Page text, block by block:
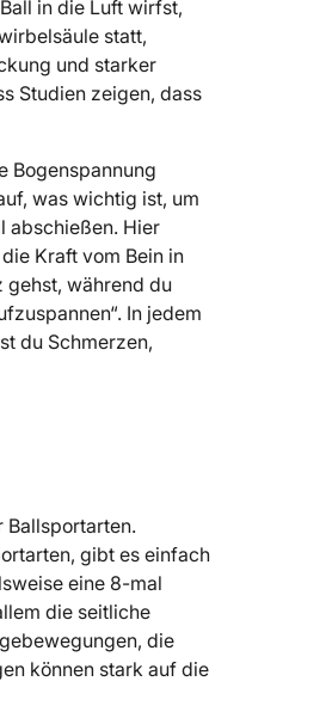
in die Luft wirfst,
statt,
und starker
Studien zeigen, dass
Bogenspannung
was wichtig ist, um
abschießen. Hier
Kraft vom Bein in
gehst, während du
In jedem
du Schmerzen,
Ballsportarten.
gibt es einfach
eine 8-mal
die seitliche
die
können stark auf die